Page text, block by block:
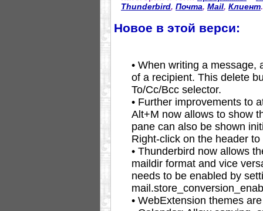
Thunderbird, Почта, Mail, Клиент.
Новое в этой верси:
• When writing a message,
of a recipient. This delete
To/Cc/Bcc selector.
• Further improvements to
Alt+M now allows to show
pane can also be shown
Right-click on the header
• Thunderbird now allows
maildir format and vice
needs to be enabled by
• WebExtension themes